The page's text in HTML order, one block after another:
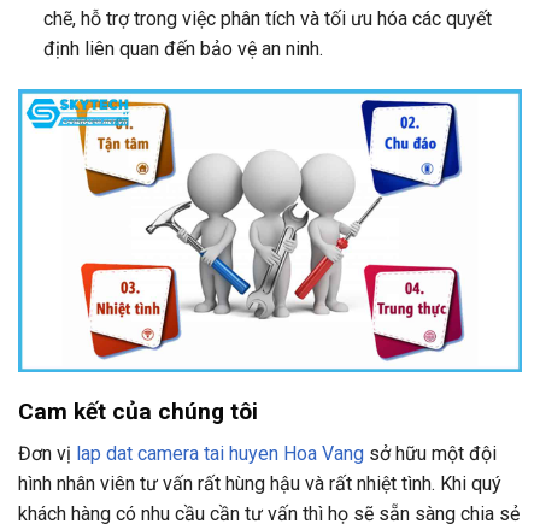
chẽ, hỗ trợ trong việc phân tích và tối ưu hóa các quyết
định liên quan đến bảo vệ an ninh.
Cam kết của chúng tôi
Đơn vị lap dat camera tai huyen Hoa Vang sở hữu một đội
hình nhân viên tư vấn rất hùng hậu và rất nhiệt tình. Khi quý
khách hàng có nhu cầu cần tư vấn thì họ sẽ sẵn sàng chia sẻ